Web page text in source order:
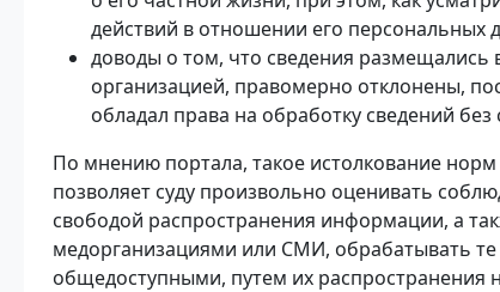
действий в отношении его персональных
доводы о том, что сведения
организацией, правомерно отклонены,
обладал права на обработку сведений
По мнению портала, такое истолкование норм
позволяет суду произвольно оценивать
свободой распространения информации, а
медорганизациями или СМИ, обрабатывать
общедоступными, путем их распространения